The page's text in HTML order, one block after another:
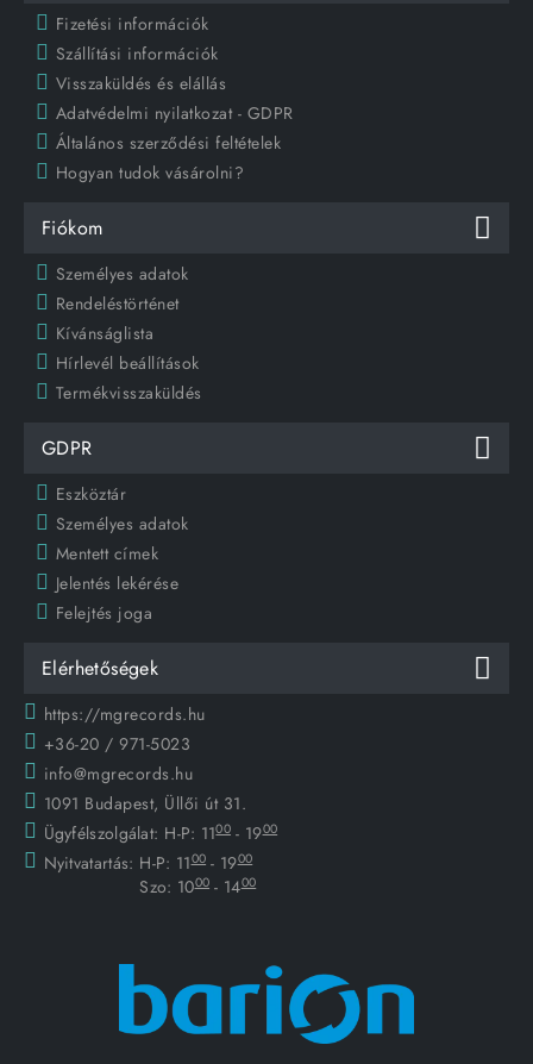
Fizetési információk
Szállítási információk
Visszaküldés és elállás
Adatvédelmi nyilatkozat - GDPR
Általános szerződési feltételek
Hogyan tudok vásárolni?
Fiókom
Személyes adatok
Rendeléstörténet
Kívánságlista
Hírlevél beállítások
Termékvisszaküldés
GDPR
Eszköztár
Személyes adatok
Mentett címek
Jelentés lekérése
Felejtés joga
Elérhetőségek
https://mgrecords.hu
+36-20 / 971-5023
info@mgrecords.hu
1091 Budapest, Üllői út 31.
Ügyfélszolgálat: H-P: 1100 - 1900
Nyitvatartás: H-P: 1100 - 1900
Szo: 1000 - 1400